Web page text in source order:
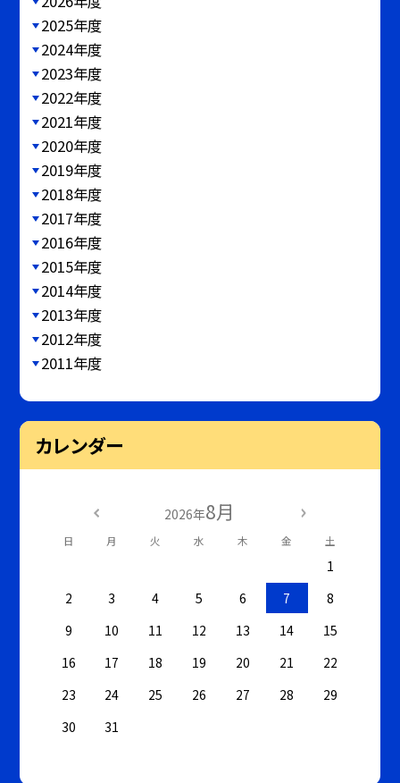
2025年度
2024年度
2023年度
2022年度
2021年度
2020年度
2019年度
2018年度
2017年度
2016年度
2015年度
2014年度
2013年度
2012年度
2011年度
カレンダー
2026年8月
日 月 火 水 木 金 土
1
2
3 4 5 6 7
8
9
10 11 12 13 14
15
16
17 18 19 20 21
22
23
24 25 26 27 28
29
30
31